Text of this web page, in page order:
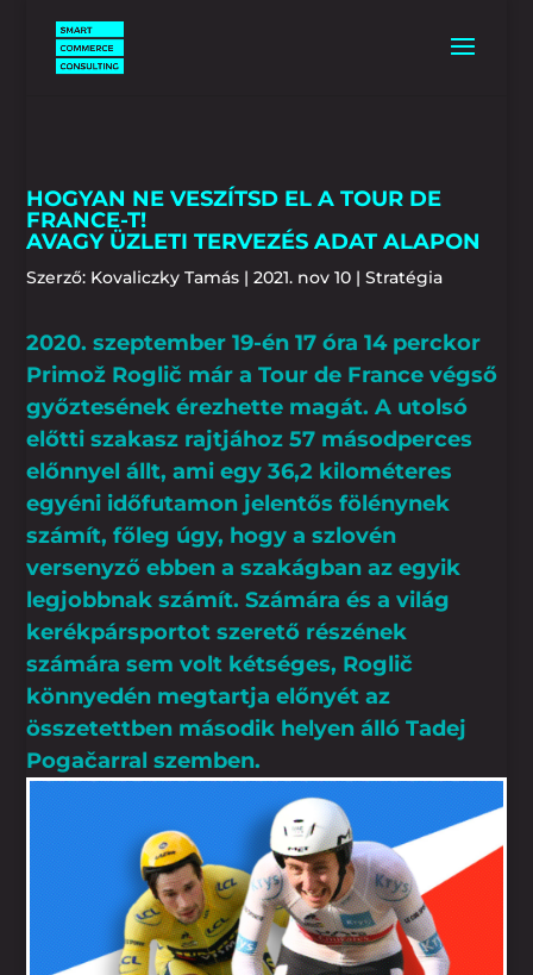
HOGYAN NE VESZÍTSD EL A TOUR DE
FRANCE-T!
AVAGY ÜZLETI TERVEZÉS ADAT ALAPON
Szerző: Kovaliczky Tamás |2021. nov 10 |Stratégia
2020. szeptember 19-én 17 óra 14 perckor
Primož Roglič már a Tour de France végső
győztesének érezhette magát. A utolsó
előtti szakasz rajtjához 57 másodperces
előnnyel állt, ami egy 36,2 kilométeres
egyéni időfutamon jelentős fölénynek
számít, főleg úgy, hogy a szlovén
versenyző ebben a szakágban az egyik
legjobbnak számít. Számára és a világ
kerékpársportot szerető részének
számára sem volt kétséges, Roglič
könnyedén megtartja előnyét az
összetettben második helyen álló Tadej
Pogačarral szemben.